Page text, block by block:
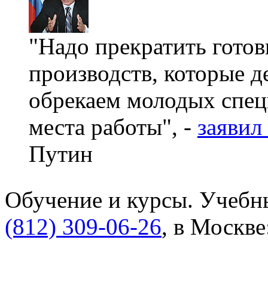
"Надо прекратить
производств, которые
обрекаем молодых
места работы", -
Путин
Обучение и курсы.
(812) 309-06-26, в